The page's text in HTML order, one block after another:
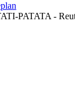
PATATA -